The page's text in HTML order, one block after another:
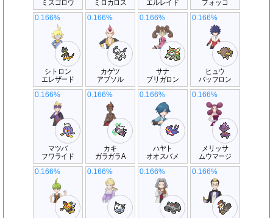
ミズゴロウ
ミロカロス
エルレイド
フォッコ
シトロン
エレザード
0.166%
カゲツ
アブソル
0.166%
サナ
ブリガロン
0.166%
ヒュウ
バッフロン
0.166%
マツバ
フワライド
0.166%
カキ
ガラガラA
0.166%
ハヤト
オオスバメ
0.166%
メリッサ
ムウマージ
0.166%
0.166% 0.166% 0.166% 0.166%